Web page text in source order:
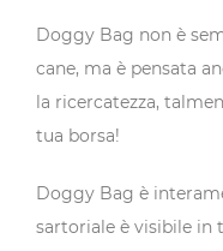
Doggy Bag non è
cane, ma è pensata
la ricercatezza,
tua borsa!
Doggy Bag è
sartoriale è visibile in